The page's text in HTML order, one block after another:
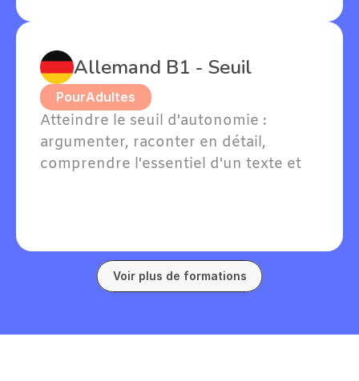
Allemand B1 - Seuil
PourAdultes
Atteindre le seuil d'autonomie :
argumenter, raconter en détail,
comprendre l'essentiel d'un texte et
Voir plus de formations